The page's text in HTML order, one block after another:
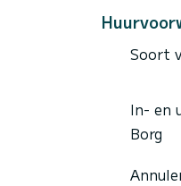
uitrusting:
Als uSoort
In- en
Borg